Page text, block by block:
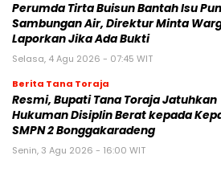
Perumda Tirta Buisun Bantah Isu
Sambungan Air, Direktur Minta
Laporkan Jika Ada Bukti
Selasa, 4 Agu 2026 - 07:45 WIT
Berita Tana Toraja
Resmi, Bupati Tana Toraja Jatuhkan
Hukuman Disiplin Berat kepada
SMPN 2 Bonggakaradeng
Senin, 3 Agu 2026 - 16:00 WIT